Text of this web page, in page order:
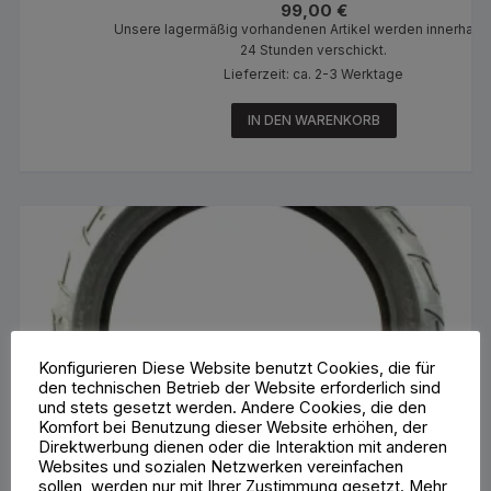
99,00 €
Unsere lagermäßig vorhandenen Artikel werden innerhalb
24 Stunden verschickt.
Lieferzeit: ca. 2-3 Werktage
IN DEN WARENKORB
Konfigurieren Diese Website benutzt Cookies, die für
den technischen Betrieb der Website erforderlich sind
und stets gesetzt werden. Andere Cookies, die den
Komfort bei Benutzung dieser Website erhöhen, der
Direktwerbung dienen oder die Interaktion mit anderen
Websites und sozialen Netzwerken vereinfachen
sollen, werden nur mit Ihrer Zustimmung gesetzt. Mehr